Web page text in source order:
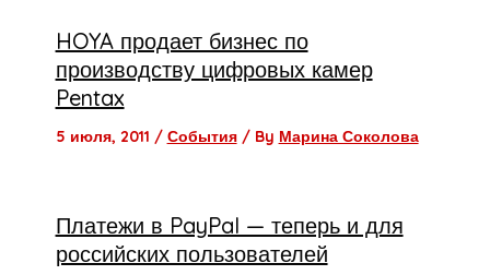
HOYA продает бизнес по
производству цифровых камер
Pentax
5 июля, 2011 / События/ By Марина Соколова
Платежи в PayPal — теперь и для
российских пользователей